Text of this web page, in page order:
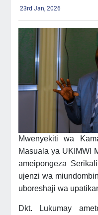
23rd Jan, 2026
Mwenyekiti wa
Masuala ya UKIMWI
ameipongeza
ujenzi wa
uboreshaji wa
Dkt. Lukumay